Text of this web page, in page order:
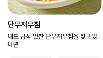
단무지무침
대표 급식 반찬 단무지무침을 찾고있
다면